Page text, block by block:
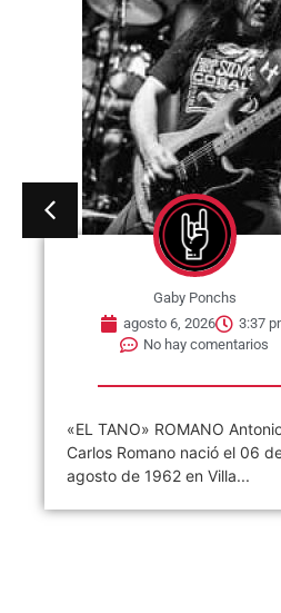
Gaby Ponchs
agosto 6, 2026
3:37
No hay comentarios
«EL TANO» ROMANO
Carlos Romano nació el 06
agosto de 1962 en Villa...